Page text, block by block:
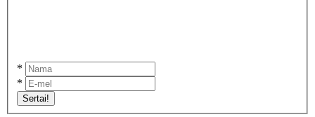
*
*
Sertai!